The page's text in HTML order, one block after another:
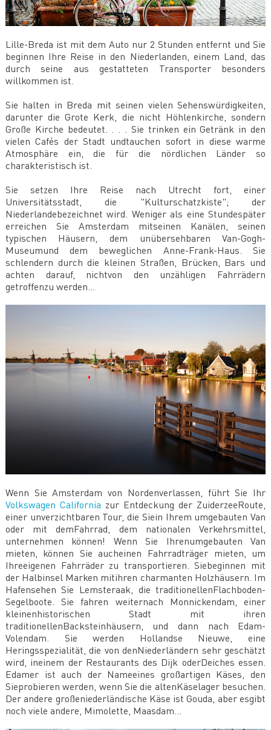
Lille-Breda ist mit dem Auto nur 2 Stunden entfernt und Sie
beginnen Ihre Reise in den Niederlanden, einem Land, das
durch seine aus gestatteten Transporter besonders
willkommen ist.
Sie halten in Breda mit seinen vielen Sehenswürdigkeiten,
darunter die Grote Kerk, die nicht Höhlenkirche, sondern
Große Kirche bedeutet. . . . Sie trinken ein Getränk in den
vielen Cafés der Stadt undtauchen sofort in diese warme
Atmosphäre ein, die für die nördlichen Länder so
charakteristisch ist.
Sie setzen Ihre Reise nach Utrecht fort, einer
Universitätsstadt, die "Kulturschatzkiste"; der
Niederlandebezeichnet wird. Weniger als eine Stundespäter
erreichen Sie Amsterdam mitseinen Kanälen, seinen
typischen Häusern, dem unübersehbaren Van-Gogh-
Museumund dem beweglichen Anne-Frank-Haus. Sie
schlendern durch die kleinen Straßen, Brücken, Bars und
achten darauf, nichtvon den unzähligen Fahrrädern
getroffenzu werden...
Wenn Sie Amsterdam von Nordenverlassen, führt Sie Ihr
Volkswagen California zur Entdeckung der ZuiderzeeRoute,
einer unverzichtbaren Tour, die Siein Ihrem umgebauten Van
oder mit demFahrrad, dem nationalen Verkehrsmittel,
unternehmen können! Wenn Sie Ihrenumgebauten Van
mieten, können Sie aucheinen Fahrradträger mieten, um
Ihreeigenen Fahrräder zu transportieren. Siebeginnen mit
der Halbinsel Marken mitihren charmanten Holzhäusern. Im
Hafensehen Sie Lemsteraak, die traditionellenFlachboden-
Segelboote. Sie fahren weiternach Monnickendam, einer
kleinenhistorischen Stadt mit ihren
traditionellenBacksteinhäusern, und dann nach Edam-
Volendam. Sie werden Hollandse Nieuwe, eine
Heringsspezialität, die von denNiederländern sehr geschätzt
wird, ineinem der Restaurants des Dijk oderDeiches essen.
Edamer ist auch der Nameeines großartigen Käses, den
Sieprobieren werden, wenn Sie die altenKäselager besuchen.
Der andere großeniederländische Käse ist Gouda, aber esgibt
noch viele andere, Mimolette, Maasdam...